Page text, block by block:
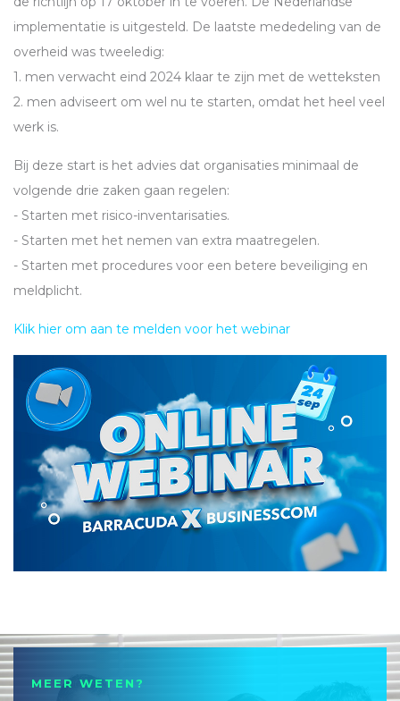
implementatie is uitgesteld. De laatste mededeling van de
overheid was tweeledig:
1. men verwacht eind 2024 klaar te zijn met de wetteksten
2. men adviseert om wel nu te starten, omdat het heel veel
werk is.
Bij deze start is het advies dat organisaties minimaal de
volgende drie zaken gaan regelen:
- Starten met risico-inventarisaties.
- Starten met het nemen van extra maatregelen.
- Starten met procedures voor een betere beveiliging en
meldplicht.
Klik hier om aan te melden voor het webinar
MEER WETEN?